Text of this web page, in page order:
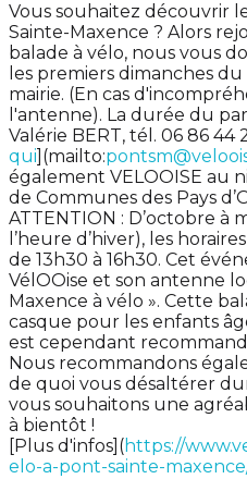
Vous souhaitez découvrir
Sainte-Maxence ? Alors
balade à vélo, nous vous
les premiers dimanches du
mairie. (En cas
l'antenne). La durée du
Valérie BERT, tél. 06 86 44
qui](mailto:
également VELOOISE au
de Communes des Pays
ATTENTION : D’octobre à
l’heure d’hiver), les
de 13h30 à 16h30. Cet
VélOOise et son antenne
Maxence à vélo ». Cette
casque pour les enfants
est cependant
Nous recommandons
de quoi vous désaltérer
vous souhaitons une
à bientôt !
[Plus d'infos](https://
elo-a-pont-sainte-maxence/